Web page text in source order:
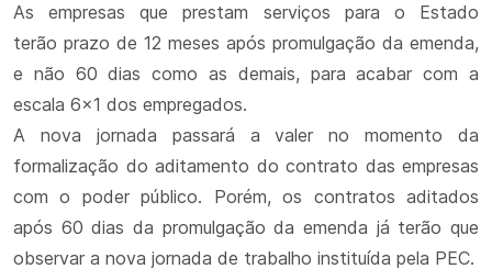
As empresas que prestam serviços para o Estado
terão prazo de 12 meses após promulgação da emenda,
e não 60 dias como as demais, para acabar com a
escala 6x1 dos empregados.
A nova jornada passará a valer no momento da
formalização do aditamento do contrato das empresas
com o poder público. Porém, os contratos aditados
após 60 dias da promulgação da emenda já terão que
observar a nova jornada de trabalho instituída pela PEC.